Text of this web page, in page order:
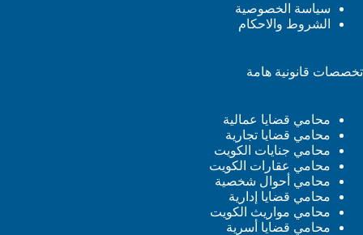
سياسة الخصوصية
الشروط والاحكام
تخصصات قانونية هامة
محامي قضايا عمالية
محامي قضايا تجارية
محامي جنايات الكويت
محامي عقارات الكويت
محامي أحوال شخصية
محامي قضايا إدارية
محامي مواريث الكويت
محامي قضايا أسرية